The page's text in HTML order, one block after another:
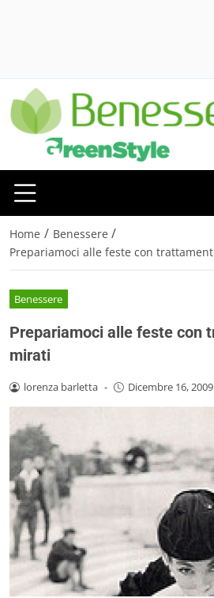
Home / Benessere /
Prepariamoci alle feste con
Benessere
Prepariamoci alle feste con
mirati
lorenza barletta - Dicembre 16, 2009